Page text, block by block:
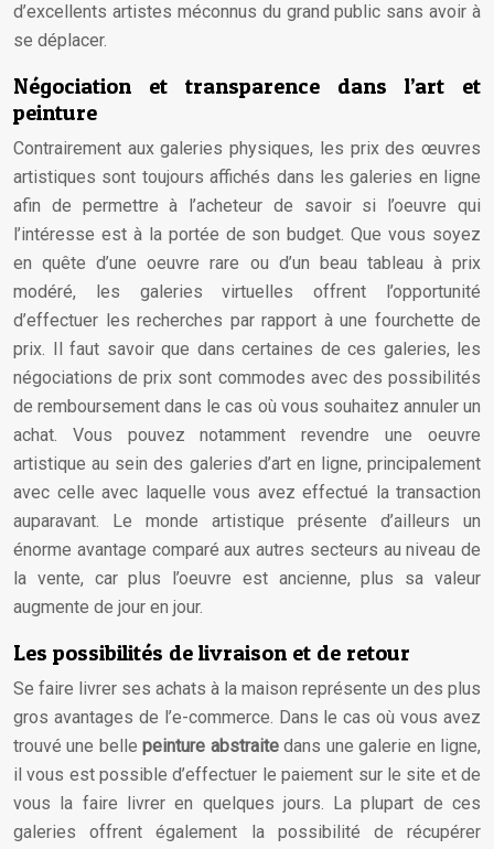
d’excellents artistes méconnus du grand public sans avoir à
se déplacer.
Négociation et transparence dans l’art et
peinture
Contrairement aux galeries physiques, les prix des œuvres
artistiques sont toujours affichés dans les galeries en ligne
afin de permettre à l’acheteur de savoir si l’oeuvre qui
l’intéresse est à la portée de son budget. Que vous soyez
en quête d’une oeuvre rare ou d’un beau tableau à prix
modéré, les galeries virtuelles offrent l’opportunité
d’effectuer les recherches par rapport à une fourchette de
prix. Il faut savoir que dans certaines de ces galeries, les
négociations de prix sont commodes avec des possibilités
de remboursement dans le cas où vous souhaitez annuler un
achat. Vous pouvez notamment revendre une oeuvre
artistique au sein des galeries d’art en ligne, principalement
avec celle avec laquelle vous avez effectué la transaction
auparavant. Le monde artistique présente d’ailleurs un
énorme avantage comparé aux autres secteurs au niveau de
la vente, car plus l’oeuvre est ancienne, plus sa valeur
augmente de jour en jour.
Les possibilités de livraison et de retour
Se faire livrer ses achats à la maison représente un des plus
gros avantages de l’e-commerce. Dans le cas où vous avez
trouvé une bellepeinture abstraitedans une galerie en ligne,
il vous est possible d’effectuer le paiement sur le site et de
vous la faire livrer en quelques jours. La plupart de ces
galeries offrent également la possibilité de récupérer